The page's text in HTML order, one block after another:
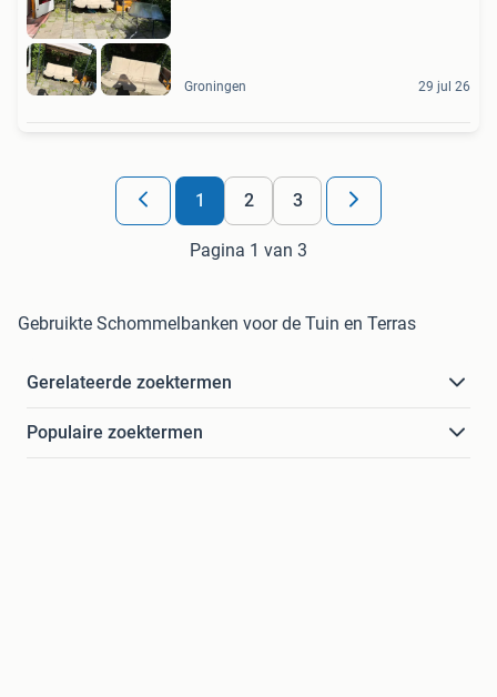
Groningen 29 jul 26
1 2 3
Pagina 1 van 3
Gebruikte Schommelbanken voor de Tuin en Terras
Gerelateerde zoektermen
Populaire zoektermen